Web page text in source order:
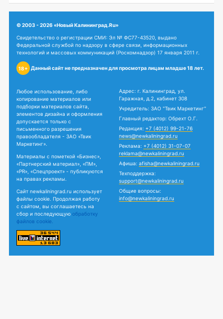
© 2003 - 2026 «Новый Калининград.Ru»
Свидетельство о регистрации СМИ: Эл № ФС77-43520, выдано
Федеральной службой по надзору в сфере связи, информационных
технологий и массовых коммуникаций (Роскомнадзор) 17 января 2011 г.
18+ Данный сайт не предназначен для просмотра лицам младше 18 лет.
Любое использование, либо
копирование материалов или
подборки материалов сайта,
элементов дизайна и оформления
допускается только с
письменного разрешения
правообладателя - ЗАО «Твик
Маркетинг».
Материалы с пометкой «Бизнес»,
«Партнерский материал», «ПМ»,
«PR», «Спецпроект» - публикуются
на правах рекламы.
Сайт newkaliningrad.ru использует
файлы cookie. Продолжая работу
с сайтом, вы соглашаетесь на
сбор и последующую обработку
файлов cookie.
Адрес: г. Калининград, ул.
Гаражная, д.2, кабинет 308
Учредитель: ЗАО "Твик Маркетинг"
Главный редактор: Обрехт О.Г.
Редакция: +7 (4012) 99-21-76
news@newkaliningrad.ru
Реклама: +7 (4012) 31-07-07
reklama@newkaliningrad.ru
Афиша: afisha@newkaliningrad.ru
Техподдержка:
support@newkaliningrad.ru
Общие вопросы:
info@newkaliningrad.ru